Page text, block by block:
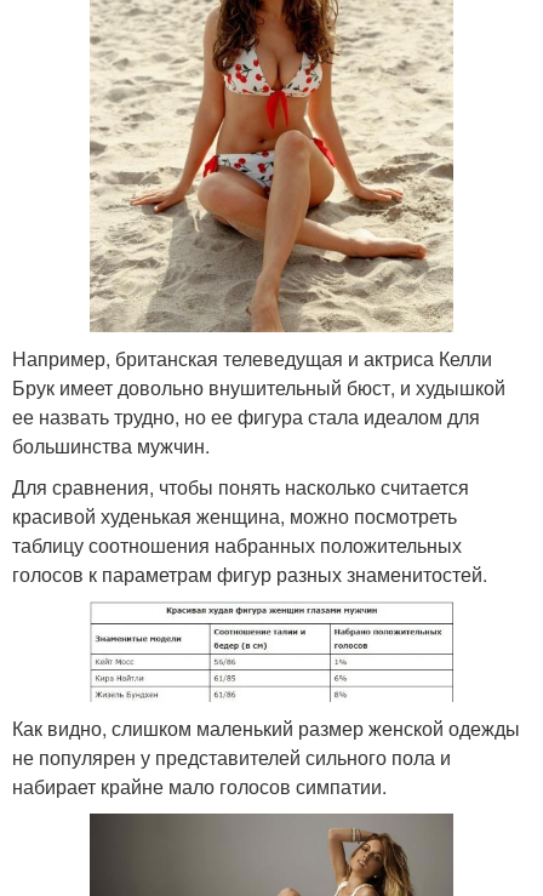
Например, британская телеведущая и актриса Келли
Брук имеет довольно внушительный бюст, и худышкой
ее назвать трудно, но ее фигура стала идеалом для
большинства мужчин.
Для сравнения, чтобы понять насколько считается
красивой худенькая женщина, можно посмотреть
таблицу соотношения набранных положительных
голосов к параметрам фигур разных знаменитостей.
Как видно, слишком маленький размер женской одежды
не популярен у представителей сильного пола и
набирает крайне мало голосов симпатии.